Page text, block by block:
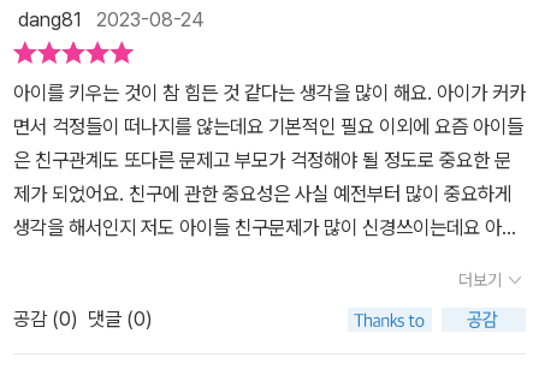
요?민서는 성모의 생일파티에 초대를 받았을까요?초대받지 못한 민
서의 소외되는 마음을 그려내고그 마음의 변화를 잘 표현해 내고 물
흐르듯 술술 읽히는 동화책.역시나 아이들의 오랜 사랑을 받아 온 동
화에는 이유가 있었답니다.책을 읽는 내내 민서가 된 듯 속상하고 성
모와 친구들이 밉고 엄마의 마음도 이해가 되고 항상 성모를 응원하
는 엄마의 모습에서나도 그런 현명한 엄마가 될 수 있을까? 생각도
해보았어요.진정한 친구란 무엇이며 누구에게나 인기 있는 친구도 좋
지만친구란 나와 마음이 잘 통하는 진정한 친구가 있을 거라는 생각
이 들게 합니다.아이가 책을 금방 읽기에 왜 이렇게 대충 읽나 했는데
dang81 2023-08-24
아이를 키우는 것이 참 힘든 것 같다는 생각을 많이 해요. 아이가 커카
면서 걱정들이 떠나지를 않는데요 기본적인 필요 이외에 요즘 아이들
은 친구관계도 또다른 문제고 부모가 걱정해야 될 정도로 중요한 문
제가 되었어요.​ 친구에 관한 중요성은 사실 예전부터 많이 중요하게
생각을 해서인지 저도 아이들 친구문제가 많이 신경쓰이는데요 아이
봤으면 하는 시공주니어의 [초대받은 아이들]을 소개해 봅니다.[초대
받은 아이들]의 주인공인 민서는 반에서 조용한 편으로 아이들말을
빌리면 '인싸'는 아닙니다. 그런 민서는 인기가 많은 성모의 생일파티
더보기
공감 (0) 댓글 (0)